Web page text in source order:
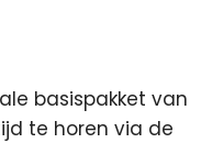
basispakket van
te horen via de